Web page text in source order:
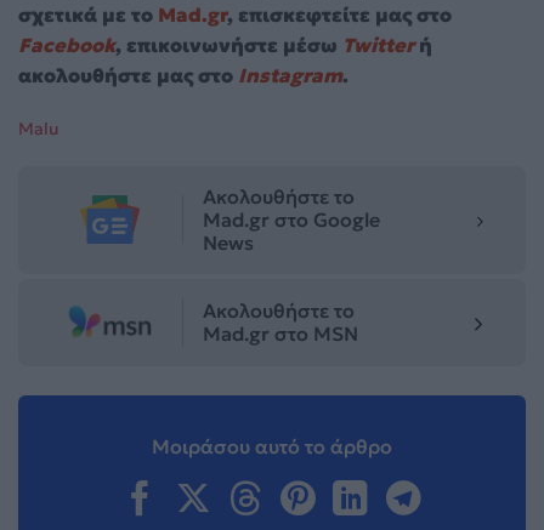
σχετικά με το Mad.gr, επισκεφτείτε μας στο
Facebook, επικοινωνήστε μέσω Twitterή
ακολουθήστε μας στο Instagram.
Malu
Ακολουθήστε το
Mad.gr στο Google
News
Ακολουθήστε το
Mad.gr στο MSN
Μοιράσου αυτό το άρθρο